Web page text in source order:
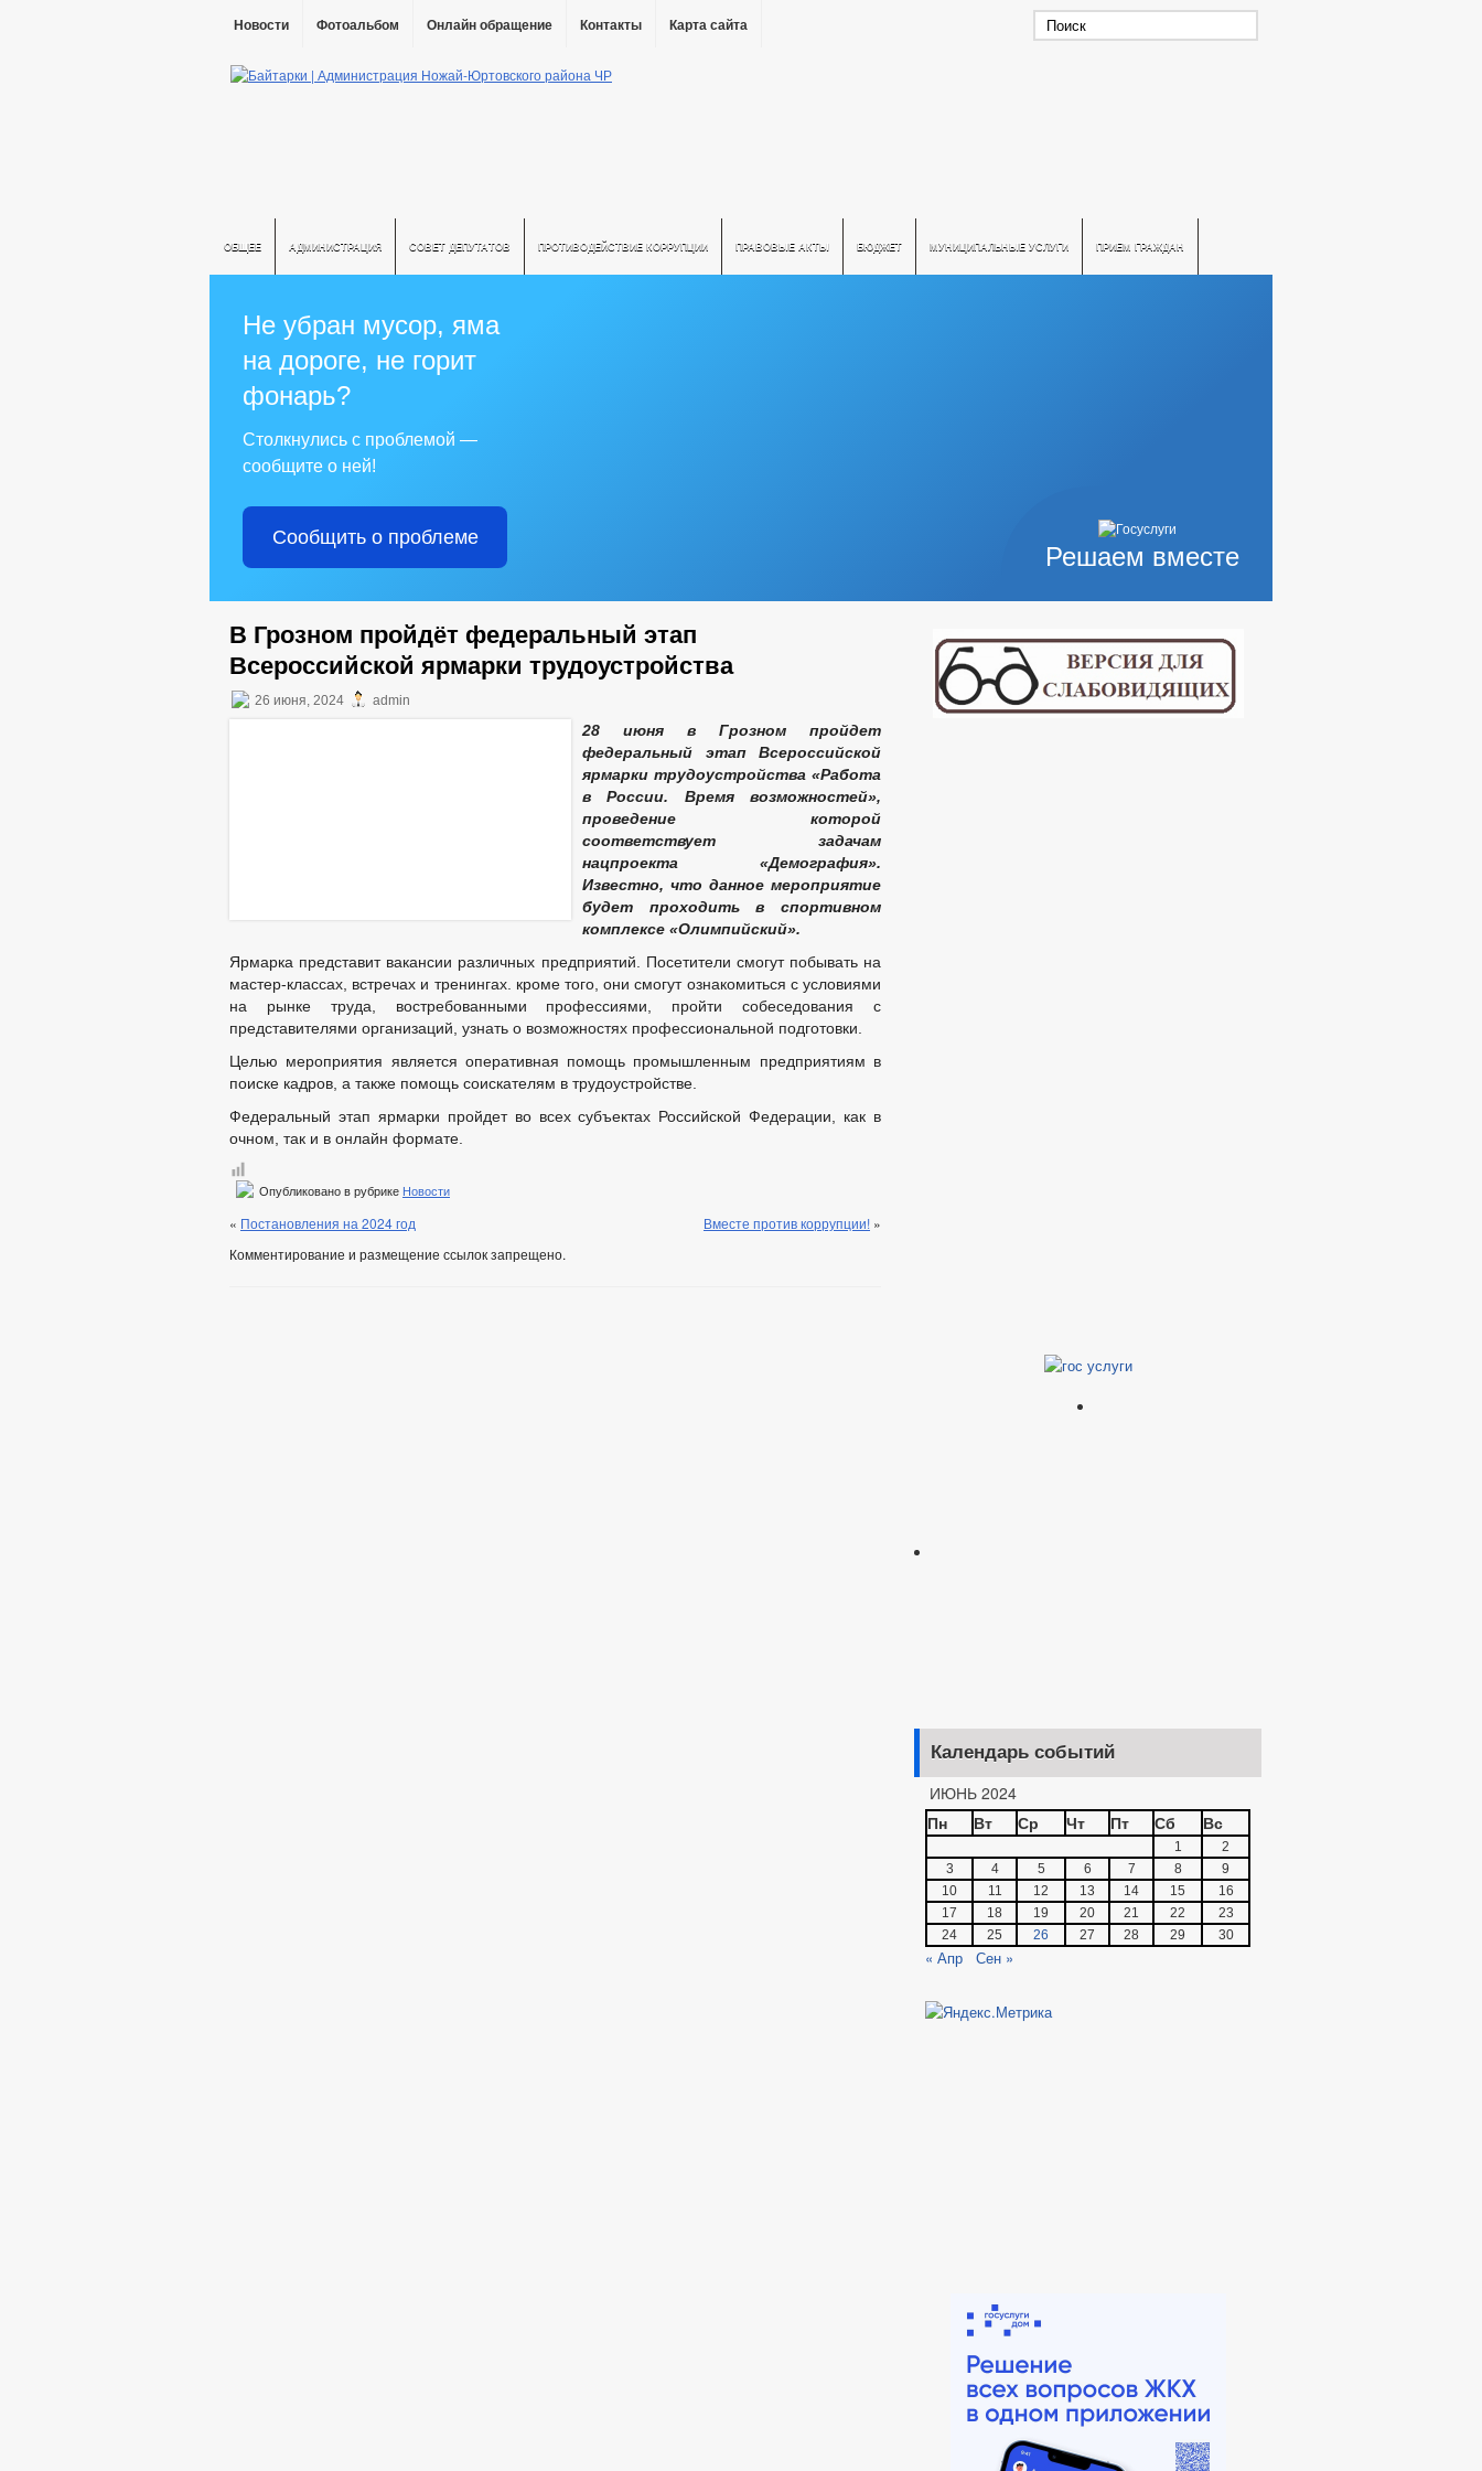
Новости Фотоальбом Онлайн обращение Контакты Карта сайта
ОБЩЕЕ АДМИНИСТРАЦИЯ СОВЕТ ДЕПУТАТОВ ПРОТИВОДЕЙСТВИЕ КОРРУПЦИИ ПРАВОВЫЕ АКТЫ БЮДЖЕТ МУНИЦИПАЛЬНЫЕ УСЛУГИ ПРИЕМ ГРАЖДАН
Решаем вместе
Не убран мусор, яма
на дороге, не горит
фонарь?
Столкнулись с проблемой —
сообщите о ней!
Сообщить о проблеме
В Грозном пройдёт федеральный этап
Всероссийской ярмарки трудоустройства
26 июня, 2024 admin
28 июня в Грозном пройдет
федеральный этап Всероссийской
ярмарки трудоустройства «Работа
в России. Время возможностей»,
проведение которой
соответствует задачам
нацпроекта «Демография».
Известно, что данное мероприятие
будет проходить в спортивном
комплексе «Олимпийский».
Ярмарка представит вакансии различных предприятий. Посетители смогут побывать на
мастер-классах, встречах и тренингах. кроме того, они смогут ознакомиться с условиями
на рынке труда, востребованными профессиями, пройти собеседования с
представителями организаций, узнать о возможностях профессиональной подготовки.
Целью мероприятия является оперативная помощь промышленным предприятиям в
поиске кадров, а также помощь соискателям в трудоустройстве.
Федеральный этап ярмарки пройдет во всех субъектах Российской Федерации, как в
очном, так и в онлайн формате.
Опубликовано в рубрике Новости
« Постановления на 2024 год Вместе против коррупции! »
Комментирование и размещение ссылок запрещено.
Календарь событий
ИЮНЬ 2024
Пн
Вт Ср Чт Пт Сб Вс
1
2
3
4 5 6 7 8
9
10
11 12 13 14 15
16
17
18 19 20 21 22
23
24
25 26 27 28 29 30
« Апр Сен »